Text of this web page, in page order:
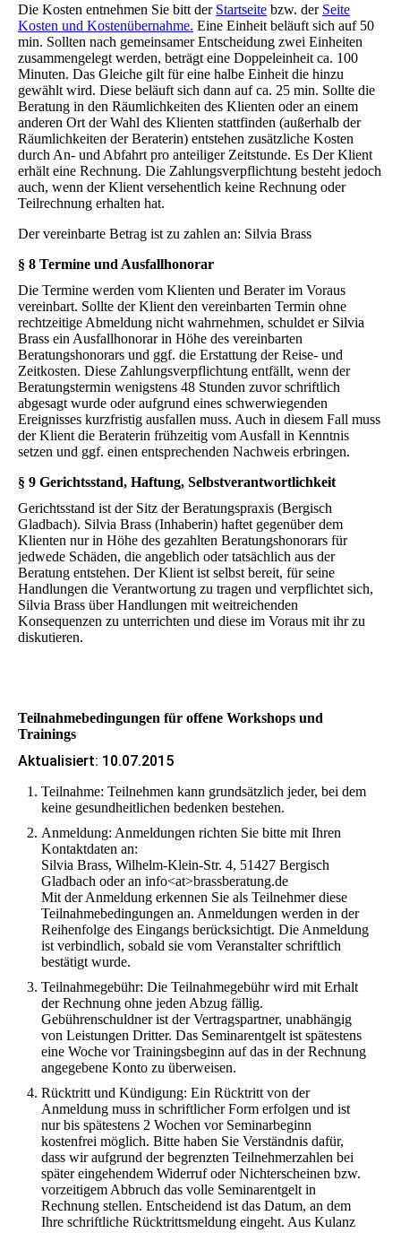
Die Kosten entnehmen Sie bitt der Startseite bzw. der Seite
Kosten und Kostenübernahme. Eine Einheit beläuft sich auf 50
min. Sollten nach gemeinsamer Entscheidung zwei Einheiten
zusammengelegt werden, beträgt eine Doppeleinheit ca. 100
Minuten. Das Gleiche gilt für eine halbe Einheit die hinzu
gewählt wird. Diese beläuft sich dann auf ca. 25 min. Sollte die
Beratung in den Räumlichkeiten des Klienten oder an einem
anderen Ort der Wahl des Klienten stattfinden (außerhalb der
Räumlichkeiten der Beraterin) entstehen zusätzliche Kosten
durch An- und Abfahrt pro anteiliger Zeitstunde. Es Der Klient
erhält eine Rechnung. Die Zahlungsverpflichtung besteht jedoch
auch, wenn der Klient versehentlich keine Rechnung oder
Teilrechnung erhalten hat.
Der vereinbarte Betrag ist zu zahlen an: Silvia Brass
§ 8 Termine und Ausfallhonorar
Die Termine werden vom Klienten und Berater im Voraus
vereinbart. Sollte der Klient den vereinbarten Termin ohne
rechtzeitige Abmeldung nicht wahrnehmen, schuldet er Silvia
Brass ein Ausfallhonorar in Höhe des vereinbarten
Beratungshonorars und ggf. die Erstattung der Reise- und
Zeitkosten. Diese Zahlungsverpflichtung entfällt, wenn der
Beratungstermin wenigstens 48 Stunden zuvor schriftlich
abgesagt wurde oder aufgrund eines schwerwiegenden
Ereignisses kurzfristig ausfallen muss. Auch in diesem Fall muss
der Klient die Beraterin frühzeitig vom Ausfall in Kenntnis
setzen und ggf. einen entsprechenden Nachweis erbringen.
§ 9 Gerichtsstand, Haftung, Selbstverantwortlichkeit
Gerichtsstand ist der Sitz der Beratungspraxis (Bergisch
Gladbach). Silvia Brass (Inhaberin) haftet gegenüber dem
Klienten nur in Höhe des gezahlten Beratungshonorars für
jedwede Schäden, die angeblich oder tatsächlich aus der
Beratung entstehen. Der Klient ist selbst bereit, für seine
Handlungen die Verantwortung zu tragen und verpflichtet sich,
Silvia Brass über Handlungen mit weitreichenden
Konsequenzen zu unterrichten und diese im Voraus mit ihr zu
diskutieren.
Teilnahme­bedingungen für offene Workshops und
Trainings
Aktualisiert: 10.07.2015
Teilnahme: Teilnehmen kann grundsätzlich jeder, bei dem
keine gesundheitlichen bedenken bestehen.
Anmeldung: Anmeldungen richten Sie bitte mit Ihren
Kontaktdaten an:
Silvia Brass, Wilhelm-Klein-Str. 4, 51427 Bergisch
Gladbach oder an info<at>brassberatung.de
Mit der Anmeldung erkennen Sie als Teilnehmer diese
Teilnahmebedingungen an. Anmeldungen werden in der
Reihenfolge des Eingangs berücksichtigt. Die Anmeldung
ist verbindlich, sobald sie vom Veranstalter schriftlich
bestätigt wurde.
Teilnahmegebühr: Die Teilnahmegebühr wird mit Erhalt
der Rechnung ohne jeden Abzug fällig.
Gebührenschuldner ist der Vertragspartner, unabhängig
von Leistungen Dritter. Das Seminarentgelt ist spätestens
eine Woche vor Trainingsbeginn auf das in der Rechnung
angegebene Konto zu überweisen.
Rücktritt und Kündigung: Ein Rücktritt von der
Anmeldung muss in schriftlicher Form erfolgen und ist
nur bis spätestens 2 Wochen vor Seminarbeginn
kostenfrei möglich. Bitte haben Sie Verständnis dafür,
dass wir aufgrund der begrenzten Teilnehmerzahlen bei
später eingehendem Widerruf oder Nichterscheinen bzw.
vorzeitigem Abbruch das volle Seminarentgelt in
Rechnung stellen. Entscheidend ist das Datum, an dem
Ihre schriftliche Rücktrittsmeldung eingeht. Aus Kulanz